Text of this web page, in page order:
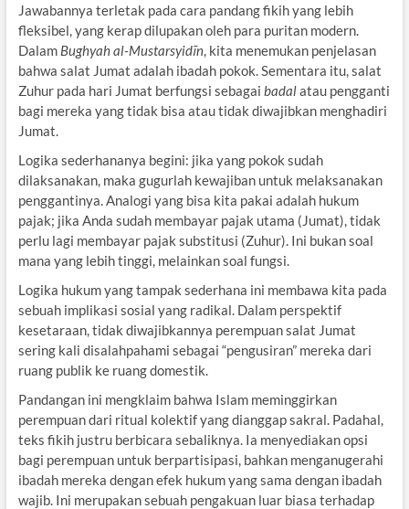
Jawabannya terletak pada cara pandang fikih yang lebih
fleksibel, yang kerap dilupakan oleh para puritan modern.
Dalam Bughyah al-Mustarsyidīn, kita menemukan penjelasan
bahwa salat Jumat adalah ibadah pokok. Sementara itu, salat
Zuhur pada hari Jumat berfungsi sebagai badalatau pengganti
bagi mereka yang tidak bisa atau tidak diwajibkan menghadiri
Jumat.
Logika sederhananya begini: jika yang pokok sudah
dilaksanakan, maka gugurlah kewajiban untuk melaksanakan
penggantinya. Analogi yang bisa kita pakai adalah hukum
pajak; jika Anda sudah membayar pajak utama (Jumat), tidak
perlu lagi membayar pajak substitusi (Zuhur). Ini bukan soal
mana yang lebih tinggi, melainkan soal fungsi.
Logika hukum yang tampak sederhana ini membawa kita pada
sebuah implikasi sosial yang radikal. Dalam perspektif
kesetaraan, tidak diwajibkannya perempuan salat Jumat
sering kali disalahpahami sebagai “pengusiran” mereka dari
ruang publik ke ruang domestik.
Pandangan ini mengklaim bahwa Islam meminggirkan
perempuan dari ritual kolektif yang dianggap sakral. Padahal,
teks fikih justru berbicara sebaliknya. Ia menyediakan opsi
bagi perempuan untuk berpartisipasi, bahkan menganugerahi
ibadah mereka dengan efek hukum yang sama dengan ibadah
wajib. Ini merupakan sebuah pengakuan luar biasa terhadap